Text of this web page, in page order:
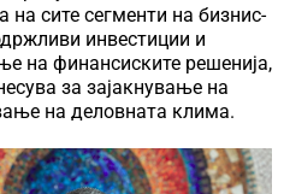
сите сегменти на бизнис-
инвестиции и
на финансиските решенија,
за зајакнување на
на деловната клима.